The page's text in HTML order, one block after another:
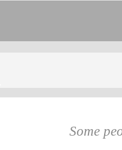
Some